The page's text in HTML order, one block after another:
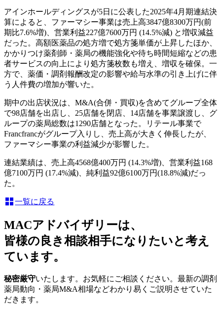
アインホールディングスが5日に公表した2025年4月期連結決
算によると、ファーマシー事業は売上高3847億8300万円(前
期比7.6%増)、営業利益227億7600万円 (14.5%減) と増収減益
だった。高額医薬品の処方増で処方箋単価が上昇したほか、
かかりつけ薬剤師・薬局の機能強化や待ち時間短縮などの患
者サービスの向上により処方箋枚数も増え、増収を確保。一
方で、薬価・調剤報酬改定の影響や給与水準の引き上げに伴
う人件費の増加が響いた。
期中の出店状況は、M&A(合併・買収)を含めてグループ全体
で98店舗を出店し、25店舗を閉店、14店舗を事業譲渡し、グ
ループの薬局総数は1290店舗となった。リテール事業で
Francfrancがグループ入りし、売上高が大きく伸長したが、
ファーマシー事業の利益減少が影響した。
連結業績は、売上高4568億400万円 (14.3%増)、営業利益168
億7100万円 (17.4%減)、純利益92億6100万円(18.8%減)だっ
た。
一覧に戻る
MACアドバイザリーは、
皆様の良き相談相手になりたいと考え
ています。
秘密厳守いたします。お気軽にご相談ください。最新の調剤
薬局動向・薬局M&A相場などわかり易くご説明させていた
だきます。